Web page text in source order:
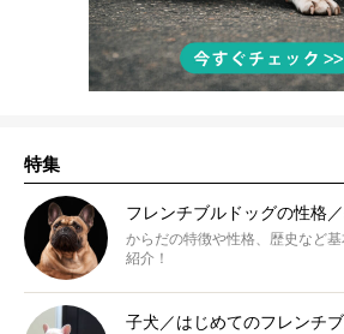
特集
フレンチブルドッグの性格
からだの特徴や性格、歴史など
紹介！
子犬／はじめてのフレンチ